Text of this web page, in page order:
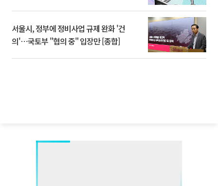
서울시, 정부에 정비사업 규제 완화 '건
의'⋯국토부 "협의 중" 입장만 [종합]